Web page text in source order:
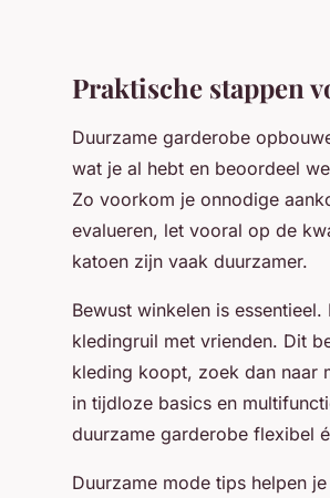
Praktische stappen
Duurzame garderobe
wat je al hebt en beoordeel
Zo voorkom je onnodige
evalueren, let vooral op de
katoen zijn vaak duurzamer.
Bewust winkelen is
kledingruil met vrienden. Dit
kleding koopt, zoek dan naar
in tijdloze basics en
duurzame garderobe flexibel
Duurzame mode tips helpen